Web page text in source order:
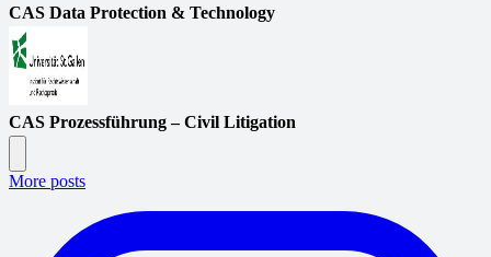
CAS Data Protection & Technology
CAS Prozessführung – Civil Litigation
More posts